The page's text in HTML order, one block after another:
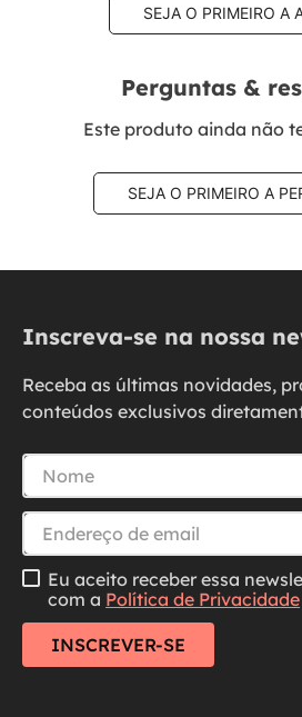
SEJA O PRIMEIRO A
Perguntas &
Este produto ainda não
SEJA O PRIMEIRO A
Inscreva-se na nossa
Receba as últimas novidades,
conteúdos exclusivos
Eu aceito receber essa
com a Política de Privacidade
INSCREVER-SE